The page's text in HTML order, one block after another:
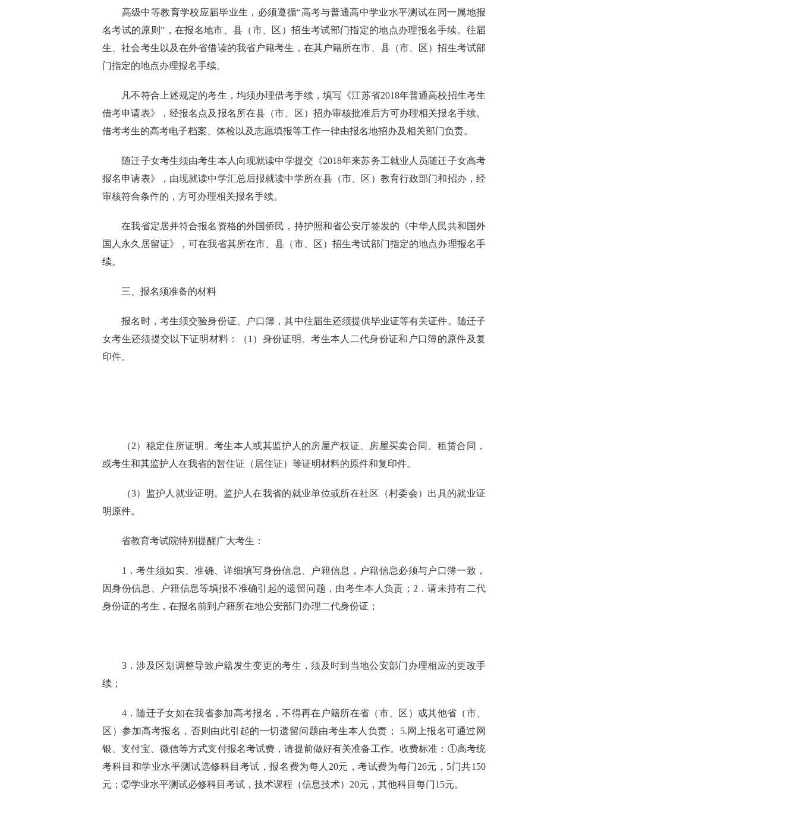
高级中等教育学校应届毕业生，必须遵循“高考与普通高中学业水平测试在同一属地报
名考试的原则”，在报名地市、县（市、区）招生考试部门指定的地点办理报名手续。往届
生、社会考生以及在外省借读的我省户籍考生，在其户籍所在市、县（市、区）招生考试部
门指定的地点办理报名手续。
凡不符合上述规定的考生，均须办理借考手续，填写《江苏省2018年普通高校招生考生
借考申请表》，经报名点及报名所在县（市、区）招办审核批准后方可办理相关报名手续。
借考考生的高考电子档案、体检以及志愿填报等工作一律由报名地招办及相关部门负责。
随迁子女考生须由考生本人向现就读中学提交《2018年来苏务工就业人员随迁子女高考
报名申请表》，由现就读中学汇总后报就读中学所在县（市、区）教育行政部门和招办，经
审核符合条件的，方可办理相关报名手续。
在我省定居并符合报名资格的外国侨民，持护照和省公安厅签发的《中华人民共和国外
国人永久居留证》，可在我省其所在市、县（市、区）招生考试部门指定的地点办理报名手
续。
三、报名须准备的材料
报名时，考生须交验身份证、户口簿，其中往届生还须提供毕业证等有关证件。
随迁子
女考生还须提交以下证明材料：
（1 ）身份证明。考生本人二代身份证和户口簿的原件及复
印件。
（2）稳定住所证明。考生本人或其监护人的房屋产权证、房屋买卖合同、租赁合同，
或考生和其监护人在我省的暂住证（居住证）等证明材料的原件和复印件。
（3）监护人就业证明。监护人在我省的就业单位或所在社区（村委会）出具的就业证
明原件。
省教育考试院特别提醒广大考生：
1 ．考生须如实、准确、详细填写身份信息、户籍信息，户籍信息必须与户口簿一致，
因身份信息、户籍信息等填报不准确引起的遗留问题，由考生本人负责； 2 ．请未持有二代
身份证的考生，在报名前到户籍所在地公安部门办理二代身份证；
3．涉及区划调整导致户籍发生变更的考生，须及时到当地公安部门办理相应的更改手
续；
4．随迁子女如在我省参加高考报名，不得再在户籍所在省（市、区）或其他省（市、
区）参加高考报名，否则由此引起的一切遗留问题由考生本人负责 ；
5.网上报名可通过网
银、支付宝、微信等方式支付报名考试费，请提前做好有关准备工作。收费标准： ①高考统
考科目和学业水平测试选修科目考试，报名费为每人20元，考试费为每门26元，5门共150
元；②学业水平测试必修科目考试，技术课程（信息技术）20元，其他科目每门15元。